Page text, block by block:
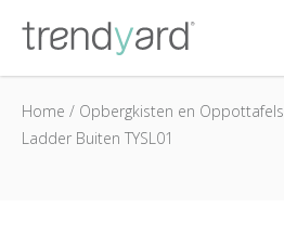
Home / Opbergkisten en Oppottafels
Ladder Buiten TYSL01